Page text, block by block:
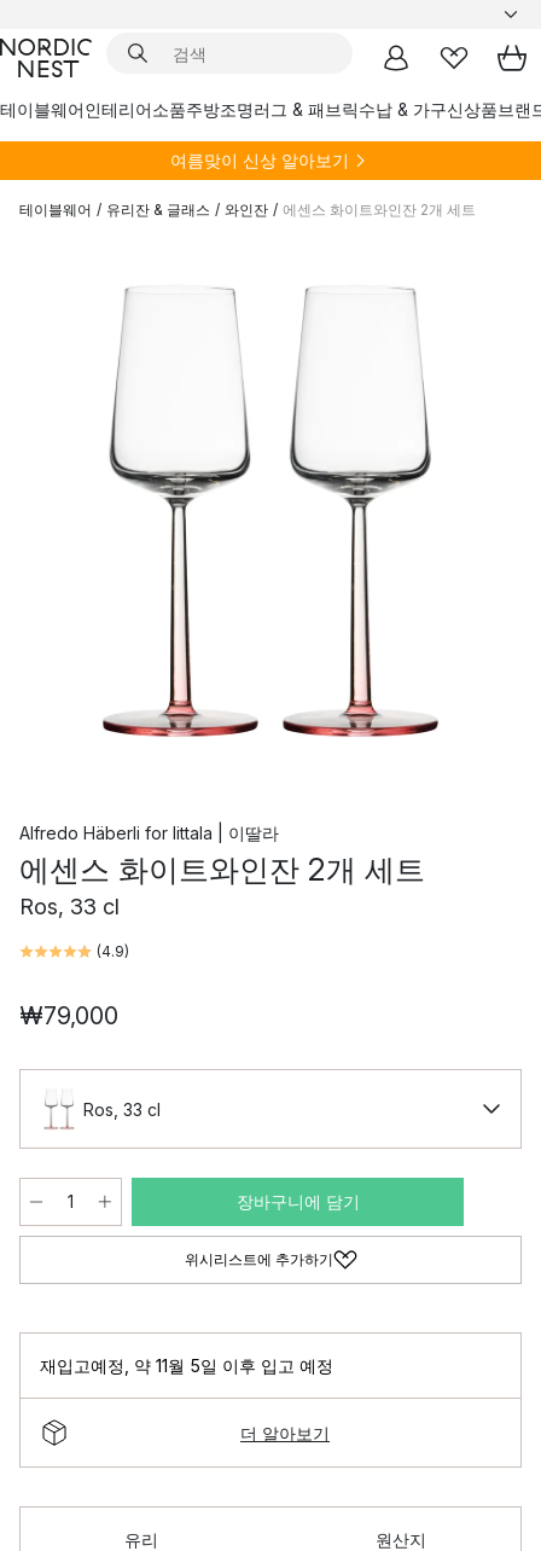
테이블웨어인테리어소품주방조명러그 & 패브릭수납 & 가구신상품브랜
여름맞이 신상 알아보기
테이블웨어 / 유리잔 & 글래스 / 와인잔 / 에센스 화이트와인잔 2개 세트
Alfredo Häberli for Iittala | 이딸라
에센스 화이트와인잔 2개 세트
Ros, 33 cl
(4.9)
₩79,000
Ros, 33 cl
장바구니에 담기
위시리스트에 추가하기
재입고예정 약 11월 5일 이후 입고 예정
더 알아보기
유리
원산지